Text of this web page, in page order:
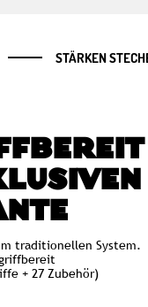
STÄRKEN
traditionellen System.
+ 27 Zubehör)